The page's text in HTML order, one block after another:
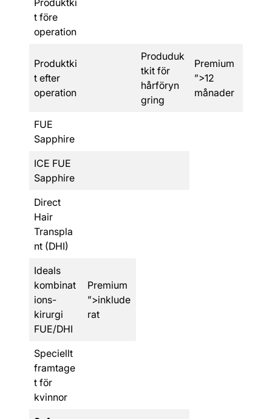
Produktki
t före
operation
Produktki
t efter
operation
Produduk
tkit för
hårföryn
gring
Premium
”>12
månader
FUE
Sapphire
ICE FUE
Sapphire
Direct
Hair
Transpla
nt (DHI)
Ideals
kombinat
ions-
kirurgi
FUE/DHI
Premium
”>inklude
rat
Speciellt
framtage
t för
kvinnor